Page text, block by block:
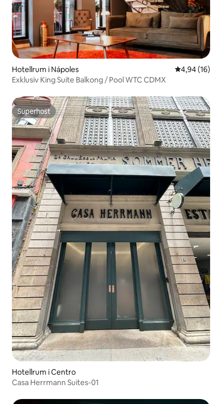
Hotellrum i Nápoles 4,94 av 5 i
4,94 (16)
Exklusiv King Suite Balkong / Pool WTC CDMX
Superhost
Superhost
Hotellrum i Centro
Casa Herrmann Suites-01